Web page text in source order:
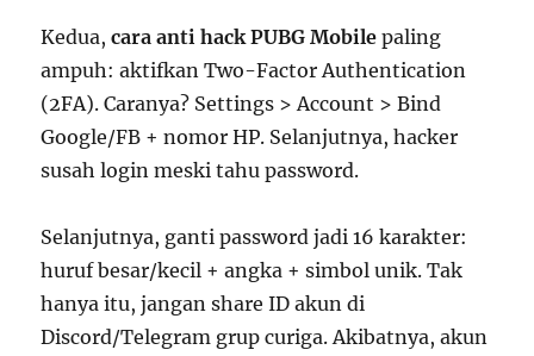
Kedua,cara anti hack PUBG Mobile paling
ampuh: aktifkan Two-Factor Authentication
(2FA). Caranya? Settings > Account > Bind
Google/FB + nomor HP. Selanjutnya, hacker
susah login meski tahu password.
Selanjutnya, ganti password jadi 16 karakter:
huruf besar/kecil + angka + simbol unik. Tak
hanya itu, jangan share ID akun di
Discord/Telegram grup curiga. Akibatnya, akun